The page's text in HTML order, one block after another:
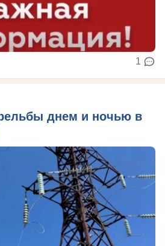
1
днем и ночью в